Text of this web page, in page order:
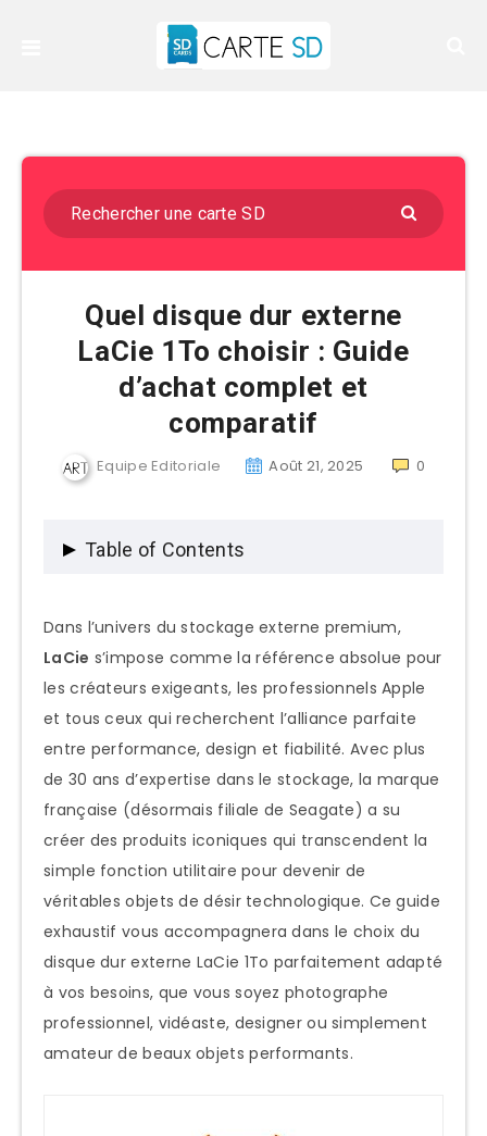
Quel disque dur externe
LaCie 1To choisir : Guide
d’achat complet et
comparatif
Equipe Editoriale Août 21, 2025 0
Table of Contents
Pourquoi choisir un disque dur externe
LaCie 1To ?
L’héritage français du design et de
l’innovation
Les avantages distinctifs de LaCie 1To
La capacité 1To : l’équilibre parfait
L’écosystème LaCie 1To : comprendre les
gammes
LaCie Mobile Drive : l’élégance
nomade
LaCie Rugged SSD : la vitesse extrême
Dans l’univers du stockage externe premium,
LaCie s’impose comme la référence absolue pour
les créateurs exigeants, les professionnels Apple
et tous ceux qui recherchent l’alliance parfaite
entre performance, design et fiabilité. Avec plus
de 30 ans d’expertise dans le stockage, la marque
française (désormais filiale de Seagate) a su
créer des produits iconiques qui transcendent la
simple fonction utilitaire pour devenir de
véritables objets de désir technologique. Ce guide
exhaustif vous accompagnera dans le choix du
disque dur externe LaCie 1To parfaitement adapté
à vos besoins, que vous soyez photographe
professionnel, vidéaste, designer ou simplement
amateur de beaux objets performants.